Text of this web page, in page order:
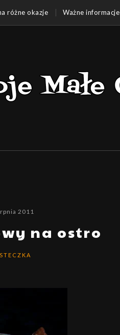
różne okazje Ważne informacje
2011
na ostro